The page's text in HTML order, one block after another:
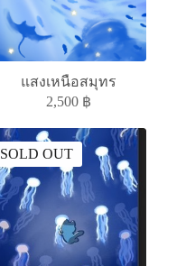
แสงเหนือสมุทร
2,500 ฿
SOLD OUT